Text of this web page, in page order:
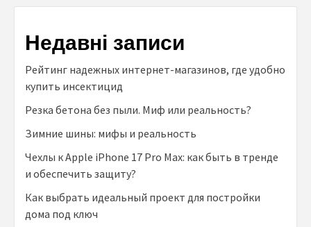
Недавні записи
Рейтинг надежных интернет-магазинов, где удобно
купить инсектицид
Резка бетона без пыли. Миф или реальность?
Зимние шины: мифы и реальность
Чехлы к Аpple iPhone 17 Pro Max: как быть в тренде
и обеспечить защиту?
Как выбрать идеальный проект для постройки
дома под ключ